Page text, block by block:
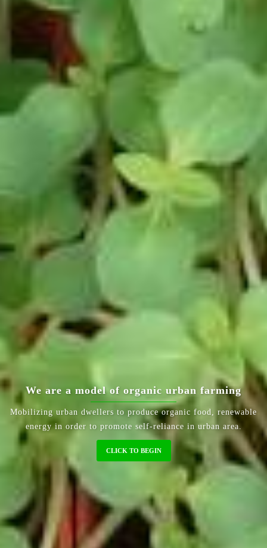
ยินดีต้อนรับสู่ สวนผักบ้านคุณตา
บ้านพึ่งพาตนเองใจกลางเมือง
CLICK TO BEGIN